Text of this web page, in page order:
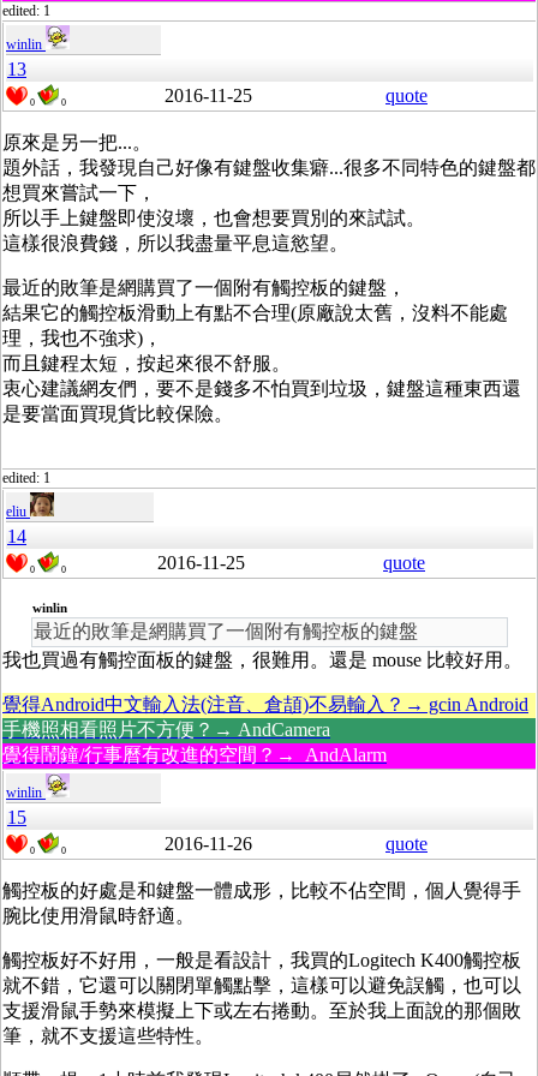
edited: 1
winlin
13
0 0 2016-11-25 quote
原來是另一把...。
題外話，我發現自己好像有鍵盤收集癖...很多不同特色的鍵盤都
想買來嘗試一下，
所以手上鍵盤即使沒壞，也會想要買別的來試試。
這樣很浪費錢，所以我盡量平息這慾望。
最近的敗筆是網購買了一個附有觸控板的鍵盤，
結果它的觸控板滑動上有點不合理(原廠說太舊，沒料不能處
理，我也不強求)，
而且鍵程太短，按起來很不舒服。
衷心建議網友們，要不是錢多不怕買到垃圾，鍵盤這種東西還
是要當面買現貨比較保險。
edited: 1
eliu
14
0 0 2016-11-25 quote
winlin
最近的敗筆是網購買了一個附有觸控板的鍵盤
我也買過有觸控面板的鍵盤，很難用。還是 mouse 比較好用。
覺得Android中文輸入法(注音、倉頡)不易輸入？→ gcin Android
手機照相看照片不方便？→ AndCamera
覺得鬧鐘/行事曆有改進的空間？→ AndAlarm
winlin
15
0 0 2016-11-26 quote
觸控板的好處是和鍵盤一體成形，比較不佔空間，個人覺得手
腕比使用滑鼠時舒適。
觸控板好不好用，一般是看設計，我買的Logitech K400觸控板
就不錯，它還可以關閉單觸點擊，這樣可以避免誤觸，也可以
支援滑鼠手勢來模擬上下或左右捲動。至於我上面說的那個敗
筆，就不支援這些特性。